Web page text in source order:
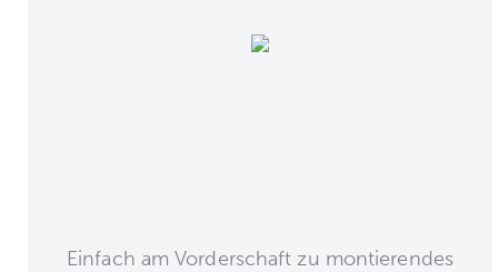
Einfach am Vorderschaft zu montierendes